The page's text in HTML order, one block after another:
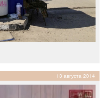
13 августа 2014